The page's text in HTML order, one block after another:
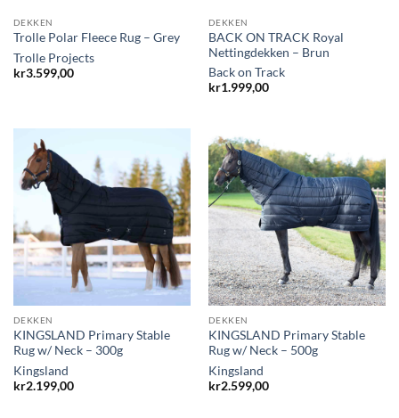
DEKKEN
Trolle Polar Fleece Rug – Grey
Trolle Projects
kr3.599,00
DEKKEN
BACK ON TRACK Royal
Nettingdekken – Brun
Back on Track
kr1.999,00
DEKKEN
KINGSLAND Primary Stable
Rug w/ Neck – 300g
Kingsland
kr2.199,00
DEKKEN
KINGSLAND Primary Stable
Rug w/ Neck – 500g
Kingsland
kr2.599,00